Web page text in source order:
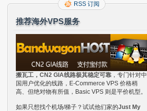
RSS 订阅
推荐海外VPS服务
搬瓦工，CN2 GIA线路极其稳定可靠 ，专门针对中
国用户优化的线路，E-Commerce VPS 价格稍
高、但绝对物有所值，Basic VPS 则是平价机型。
如果只想找个机场/梯子？试试他们家的Just My